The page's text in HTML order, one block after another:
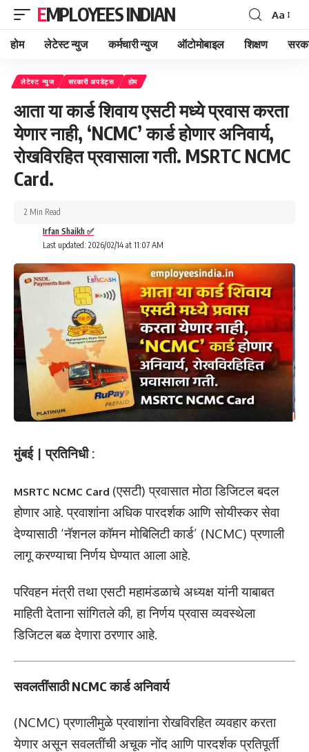
EMPLOYEES INDIAN
Font
Resizer
Aa
होम लेटेस्ट न्युज कर्मचारी न्युज ऑटोमोबाइल शिक्षण
लेटेस्ट न्युज सरकारी अपडेट्स होम
आता या कार्ड शिवाय एसटी मध्ये प्रवास करता
येणार नाही, ‘NCMC’ कार्ड होणार अनिवार्य,
रोखविरहित प्रवासाला गती. MSRTC NCMC
Card.
Last updated: 2026/02/14 at 11:07 AM
Irfan Shaikh ✅
2 Min Read
मुंबई | प्रतिनिधी :
MSRTC NCMC Card (एसटी) प्रवासात मोठा डिजिटल बदल
होणार आहे. प्रवाशांना अधिक पारदर्शक आणि सोयीस्कर सेवा
देण्यासाठी ‘नॅशनल कॉमन मोबिलिटी कार्ड’ (NCMC) प्रणाली
लागू करण्याचा निर्णय घेण्यात आला आहे.
परिवहन मंत्री तथा एसटी महामंडळाचे अध्यक्ष यांनी याबाबत
माहिती देताना सांगितले की, हा निर्णय प्रवास व्यवस्थेला
डिजिटल बळ देणारा ठरणार आहे.
सवलतींसाठी NCMC कार्ड अनिवार्य
(NCMC) प्रणालीमुळे प्रवाशांना रोखविरहित व्यवहार करता
येणार असून सवलतींची अचूक नोंद आणि पारदर्शक प्रतिपूर्ती